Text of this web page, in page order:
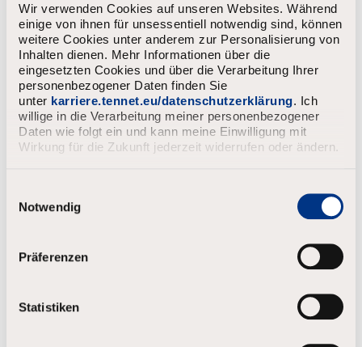
Wir verwenden Cookies auf unseren Websites. Während
einige von ihnen für unsessentiell notwendig sind, können
weitere Cookies unter anderem zur Personalisierung von
Inhalten dienen. Mehr Informationen über die
eingesetzten Cookies und über die Verarbeitung Ihrer
personenbezogener Daten finden Sie
unter karriere.tennet.eu/datenschutzerklärung. Ich
willige in die Verarbeitung meiner personenbezogener
Daten wie folgt ein und kann meine Einwilligung mit
Wirkung für die Zukunft jederzeit widerrufen oder ändern.
Notwendig
Präferenzen
Statistiken
Bewerben
Stelle anzeigen
Ausbildung Elektroniker für
01.08.2027